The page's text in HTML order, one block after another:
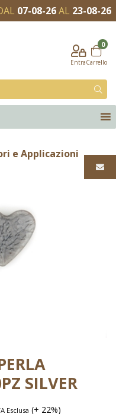
07-08-26AL 23-08-26
Entra
0
Carrello
e Applicazioni
SILVER
Esclusa (+ 22%)